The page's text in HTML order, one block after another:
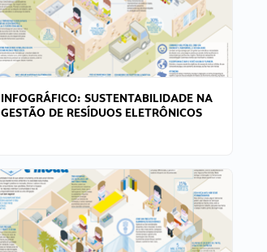
INFOGRÁFICO: SUSTENTABILIDADE NA
GESTÃO DE RESÍDUOS ELETRÔNICOS